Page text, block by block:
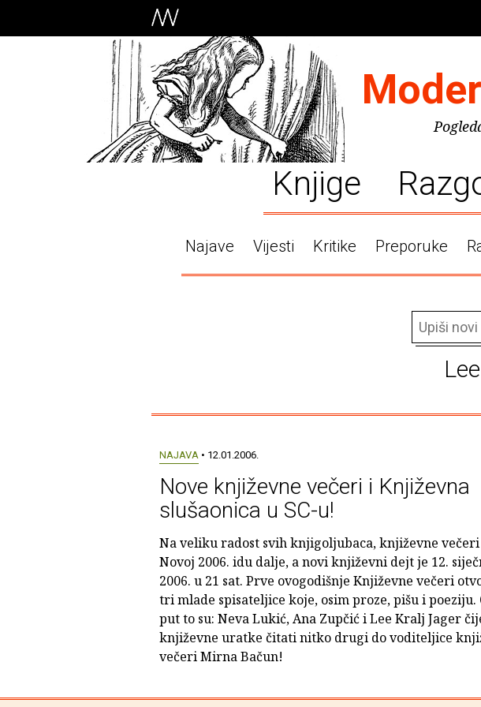
Knjige
Najave Vijesti Kritike Preporuke
NAJAVA• 12.01.2006.
Nove književne večeri i Književna
slušaonica u SC-u!
Na veliku radost svih knjigoljubaca, književne
Novoj 2006. idu dalje, a novi književni dejt je 12.
2006. u 21 sat. Prve ovogodišnje Književne večeri
tri mlade spisateljice koje, osim proze, pišu i poeziju.
put to su: Neva Lukić, Ana Zupčić i Lee Kralj Jager
književne uratke čitati nitko drugi do voditeljice
večeri Mirna Bačun!